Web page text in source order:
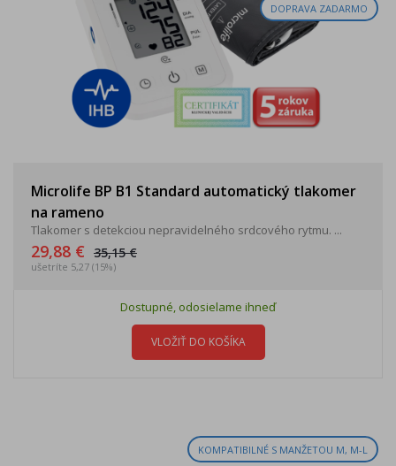
DOPRAVA ZADARMO
Microlife BP B1 Standard automatický tlakomer
na rameno
Tlakomer s detekciou nepravidelného srdcového rytmu. ...
29,88 € 35,15 €
ušetríte 5,27 (15%)
Dostupné, odosielame ihneď
VLOŽIŤ DO KOŠÍKA
KOMPATIBILNÉ S MANŽETOU M, M-L